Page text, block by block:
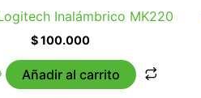
Inalámbrico MK220
$100.000
Añadir al carrito